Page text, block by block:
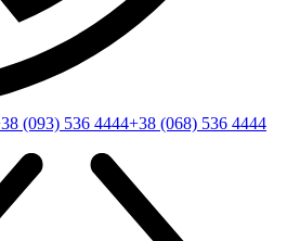
(093) 536 4444+38 (068) 536 4444